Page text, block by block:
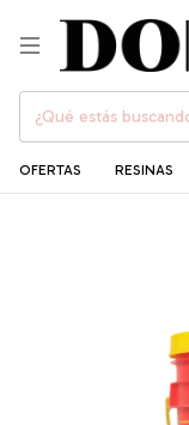
OFERTAS RESINAS